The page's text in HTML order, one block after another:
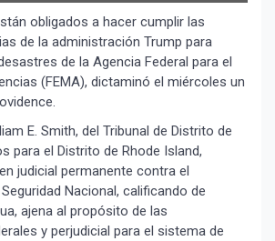
obligados a hacer cumplir las
de la administración Trump para
de la Agencia Federal para el
(FEMA), dictaminó el miércoles un
E. Smith, del Tribunal de Distrito de
para el Distrito de Rhode Island,
judicial permanente contra el
Nacional, calificando de
ajena al propósito de las
y perjudicial para el sistema de